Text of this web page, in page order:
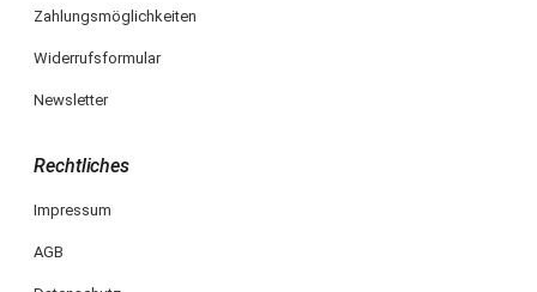
Zahlungsmöglichkeiten
Widerrufsformular
Newsletter
Rechtliches
Impressum
AGB